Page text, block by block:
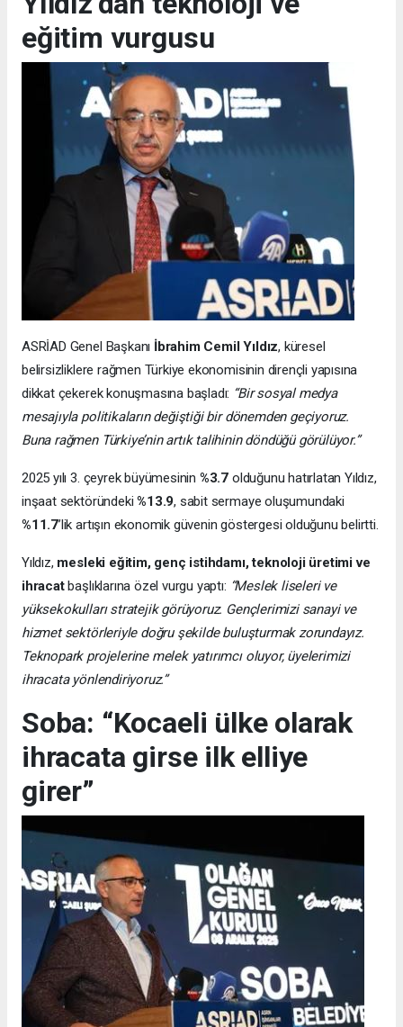
eğitim vurgusu
ASRİAD Genel Başkanı İbrahim Cemil Yıldız, küresel
belirsizliklere rağmen Türkiye ekonomisinin dirençli yapısına
dikkat çekerek konuşmasına başladı: “Bir sosyal medya
mesajıyla politikaların değiştiği bir dönemden geçiyoruz.
Buna rağmen Türkiye’nin artık talihinin döndüğü görülüyor.”
2025 yılı 3. çeyrek büyümesinin %3.7 olduğunu hatırlatan Yıldız,
inşaat sektöründeki%13.9, sabit sermaye oluşumundaki
%11.7’lik artışın ekonomik güvenin göstergesi olduğunu belirtti.
Yıldız, mesleki eğitim, genç istihdamı, teknoloji üretimi ve
ihracatbaşlıklarına özel vurgu yaptı: “Meslek liseleri ve
yüksekokulları stratejik görüyoruz. Gençlerimizi sanayi ve
hizmet sektörleriyle doğru şekilde buluşturmak zorundayız.
Teknopark projelerine melek yatırımcı oluyor, üyelerimizi
ihracata yönlendiriyoruz.”
Soba: “Kocaeli ülke olarak
ihracata girse ilk elliye
girer”